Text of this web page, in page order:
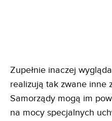
Zupełnie inaczej
realizują tak zwane inne
Samorządy mogą im
na mocy specjalnych